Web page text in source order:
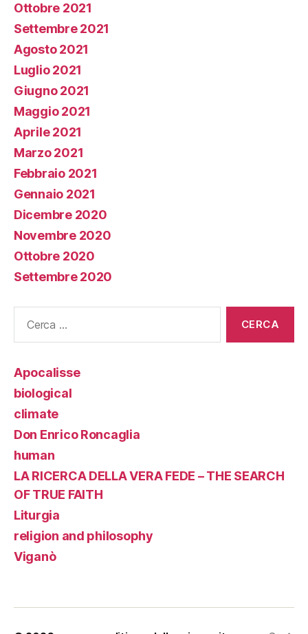
Ottobre 2021
Settembre 2021
Agosto 2021
Luglio 2021
Giugno 2021
Maggio 2021
Aprile 2021
Marzo 2021
Febbraio 2021
Gennaio 2021
Dicembre 2020
Novembre 2020
Ottobre 2020
Settembre 2020
Apocalisse
biological
climate
Don Enrico Roncaglia
human
LA RICERCA DELLA VERA FEDE – THE SEARCH
OF TRUE FAITH
Liturgia
religion and philosophy
Viganò